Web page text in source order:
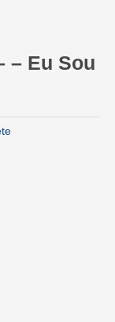
– Eu Sou